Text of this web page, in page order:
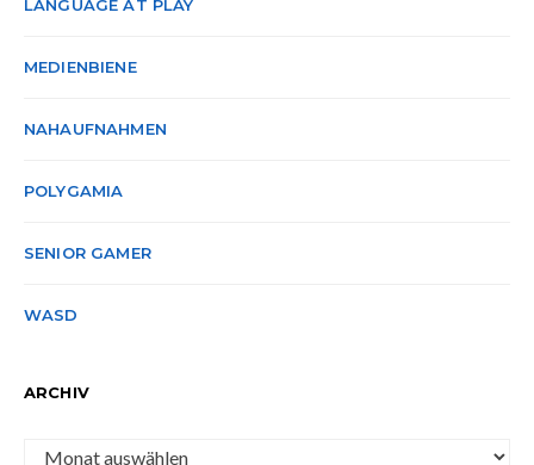
LANGUAGE AT PLAY
MEDIENBIENE
NAHAUFNAHMEN
POLYGAMIA
SENIOR GAMER
WASD
ARCHIV
Archiv